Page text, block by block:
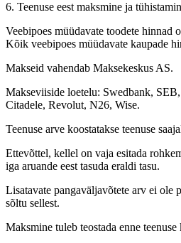
6. Teenuse eest maksmine ja
Veebipoes müüdavate toodete hinnad
Kõik veebipoes müüdavate kaupade
Makseid vahendab Maksekeskus AS.
Makseviiside loetelu: Swedbank,
Citadele, Revolut, N26, Wise.
Teenuse arve koostatakse teenuse
Ettevõttel, kellel on vaja esitada
iga aruande eest tasuda eraldi tasu.
Lisatavate pangaväljavõtete arv ei ole
sõltu sellest.
Maksmine tuleb teostada enne teenuse